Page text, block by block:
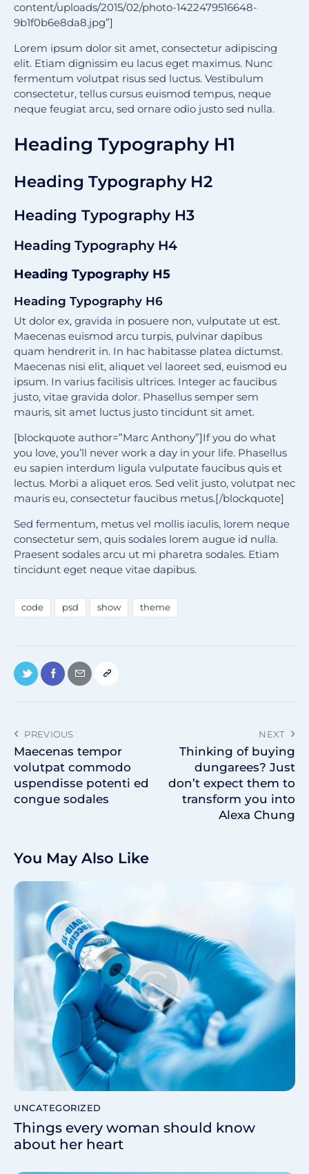
content/uploads/2015/02/photo-1422479516648-
9b1f0b6e8da8.jpg”]
Lorem ipsum dolor sit amet, consectetur adipiscing
elit. Etiam dignissim eu lacus eget maximus. Nunc
fermentum volutpat risus sed luctus. Vestibulum
consectetur, tellus cursus euismod tempus, neque
neque feugiat arcu, sed ornare odio justo sed nulla.
Heading Typography H1
Heading Typography H2
Heading Typography H3
Heading Typography H4
Heading Typography H5
Heading Typography H6
Ut dolor ex, gravida in posuere non, vulputate ut est.
Maecenas euismod arcu turpis, pulvinar dapibus
quam hendrerit in. In hac habitasse platea dictumst.
Maecenas nisi elit, aliquet vel laoreet sed, euismod eu
ipsum. In varius facilisis ultrices. Integer ac faucibus
justo, vitae gravida dolor. Phasellus semper sem
mauris, sit amet luctus justo tincidunt sit amet.
[blockquote author=”Marc Anthony”]If you do what
you love, you’ll never work a day in your life. Phasellus
eu sapien interdum ligula vulputate faucibus quis et
lectus. Morbi a aliquet eros. Sed velit justo, volutpat nec
mauris eu, consectetur faucibus metus.[/blockquote]
Sed fermentum, metus vel mollis iaculis, lorem neque
consectetur sem, quis sodales lorem augue id nulla.
Praesent sodales arcu ut mi pharetra sodales. Etiam
tincidunt eget neque vitae dapibus.
code psd show theme
PREVIOUS
Maecenas tempor
volutpat commodo
uspendisse potenti ed
congue sodales
NEXT
Thinking of buying
dungarees? Just
don’t expect them to
transform you into
Alexa Chung
You May Also Like
UNCATEGORIZED
Things every woman should know
about her heart